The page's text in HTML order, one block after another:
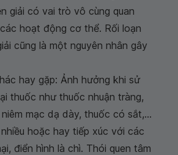
giải có vai trò vô cùng quan
hoạt động cơ thể. Rối loạn
cũng là một nguyên nhân gây
hay gặp: Ảnh hưởng khi sử
thuốc như thuốc nhuận tràng,
mạc dạ dày, thuốc có sắt,...
hoặc hay tiếp xúc với các
điển hình là chì. Thói quen tâm